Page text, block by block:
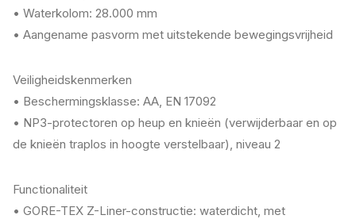
• Waterkolom: 28.000 mm
• Aangename pasvorm met uitstekende bewegingsvrijheid
Veiligheidskenmerken
• Beschermingsklasse: AA, EN 17092
• NP3-protectoren op heup en knieën (verwijderbaar en op
de knieën traplos in hoogte verstelbaar), niveau 2
Functionaliteit
• GORE-TEX Z-Liner-constructie: waterdicht, met